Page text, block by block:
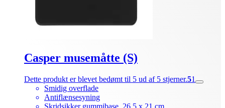
Casper musemåtte (S)
Dette produkt er blevet bedømt til 5 ud af 5 stjerner.51
Smidig overflade
Antiflænsesyning
Skridsikker gummibase, 26,5 x 21 cm